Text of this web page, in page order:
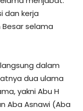
dan kerja
selama
dalam
dua ulama
yakni Abu H
Aba Asnawi (Aba